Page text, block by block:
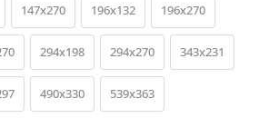
147x270 196x132 196x270
294x198 294x270 343x231
490x330 539x363